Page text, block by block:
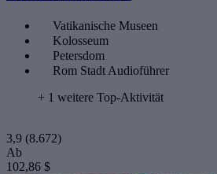
Vatikanische Museen
Kolosseum
Petersdom
Rom Stadt Audioführer
+ 1 weitere Top-Aktivität
3,9 (8.672)
Ab
102,86 $